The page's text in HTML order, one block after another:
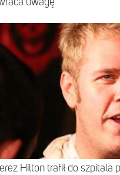
uwagę
Hilton trafił do szpitala